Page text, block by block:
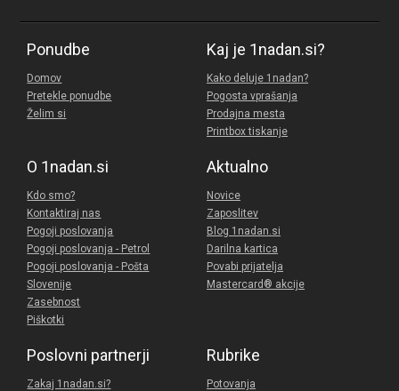
Ponudbe
Domov
Pretekle ponudbe
Želim si
Kaj je 1nadan.si?
Kako deluje 1nadan?
Pogosta vprašanja
Prodajna mesta
Printbox tiskanje
O 1nadan.si
Kdo smo?
Kontaktiraj nas
Pogoji poslovanja
Pogoji poslovanja - Petrol
Pogoji poslovanja - Pošta
Slovenije
Zasebnost
Piškotki
Aktualno
Novice
Zaposlitev
Blog 1nadan.si
Darilna kartica
Povabi prijatelja
Mastercard® akcije
Poslovni partnerji
Zakaj 1nadan.si?
Rubrike
Potovanja